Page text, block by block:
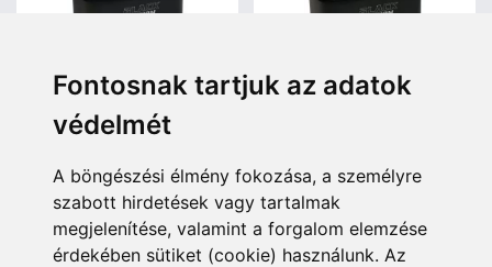
Fontosnak tartjuk az adatok
védelmét
A böngészési élmény fokozása, a személyre
szabott hirdetések vagy tartalmak
megjelenítése, valamint a forgalom elemzése
érdekében sütiket (cookie) használunk. Az
BLACK EDITION CARP
EVA tároló M 24x15x13
3.990 Ft
BLACK EDITION CARP
4.990 Ft